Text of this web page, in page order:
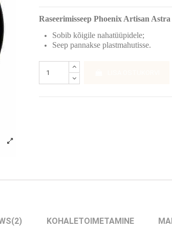
Raseerimisseep Phoenix Artisan Astra
Sobib kõigile nahatüüpidele;
Seep pannakse plastmahutisse.
(2) KOHALETOIMETAMINE